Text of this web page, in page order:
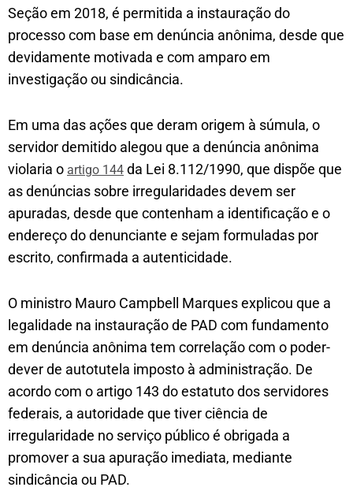
Seção em 2018, é permitida a instauração do
processo com base em denúncia anônima, desde que
devidamente motivada e com amparo em
investigação ou sindicância.
Em uma das ações que deram origem à súmula, o
servidor demitido alegou que a denúncia anônima
violaria o artigo 144 da Lei 8.112/1990, que dispõe que
as denúncias sobre irregularidades devem ser
apuradas, desde que contenham a identificação e o
endereço do denunciante e sejam formuladas por
escrito, confirmada a autenticidade.
O ministro Mauro Campbell Marques explicou que a
legalidade na instauração de PAD com fundamento
em denúncia anônima tem correlação com o poder-
dever de autotutela imposto à administração. De
acordo com o artigo 143 do estatuto dos servidores
federais, a autoridade que tiver ciência de
irregularidade no serviço público é obrigada a
promover a sua apuração imediata, mediante
sindicância ou PAD.